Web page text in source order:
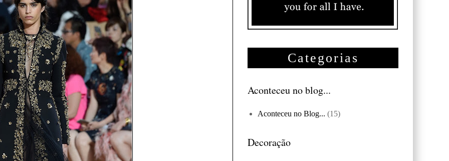
Categorias
Aconteceu no blog...
Aconteceu no Blog... (15)
Decoração